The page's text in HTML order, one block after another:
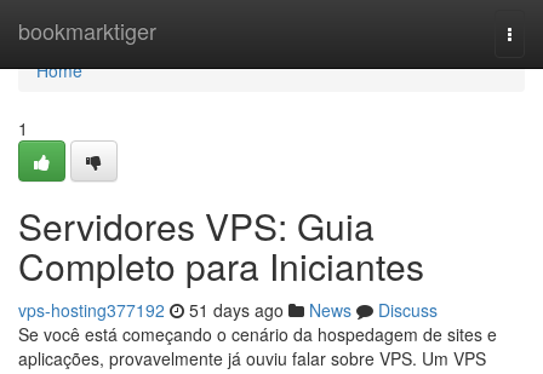
bookmarktiger
Home
Home
1
Servidores VPS: Guia
Completo para Iniciantes
vps-hosting377192 51 days ago News
Discuss
Se você está começando o cenário da hospedagem de sites e
aplicações, provavelmente já ouviu falar sobre VPS. Um VPS